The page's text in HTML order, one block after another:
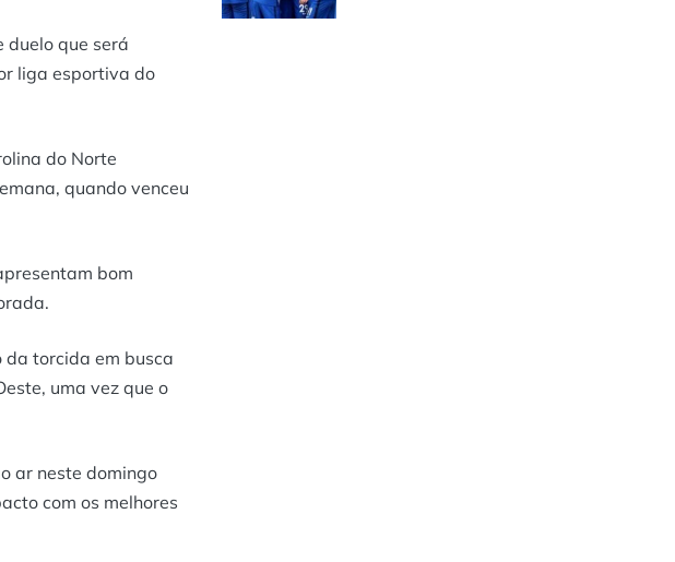
duelo que será
liga esportiva do
do Norte
quando venceu
bom
da torcida em busca
uma vez que o
ar neste domingo
com os melhores